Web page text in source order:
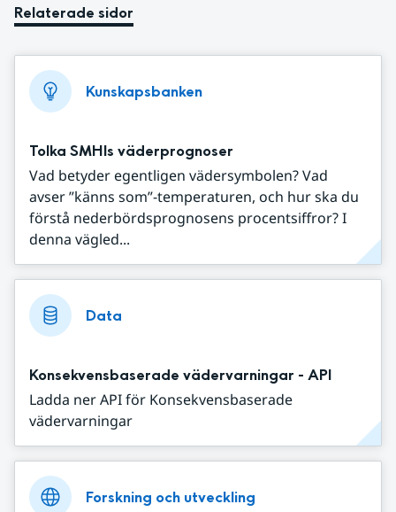
Relaterade sidor
Kunskapsbanken
Tolka SMHIs väderprognoser
Vad betyder egentligen vädersymbolen? Vad
avser ”känns som”-temperaturen, och hur ska du
förstå nederbördsprognosens procentsiffror? I
denna vägled...
Data
Konsekvensbaserade vädervarningar - API
Ladda ner API för Konsekvensbaserade
vädervarningar
Forskning och utveckling